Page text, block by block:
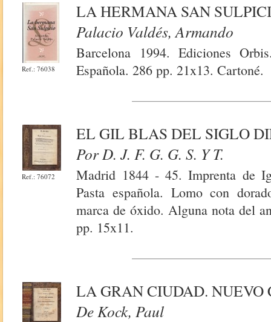
Ref.: 76038
LA HERMANA SAN
Palacio Valdés, Armando
Barcelona 1994. Ediciones
Española. 286 pp. 21x13. Cartoné.
Ref.: 76072
EL GIL BLAS DEL SIGLO
Por D. J. F. G. G. S. Y T.
Madrid 1844 - 45. Imprenta de
Pasta española. Lomo con
marca de óxido. Alguna nota del
pp. 15x11.
LA GRAN CIUDAD. NUEVO
De Kock, Paul